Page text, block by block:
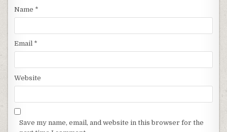
Name *
Email *
Website
Save my name, email, and website in this browser for the